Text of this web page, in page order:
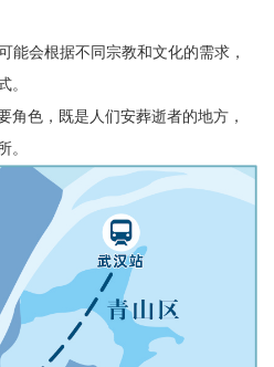
会根据不同宗教和文化的需求，
。
角色，既是人们安葬逝者的地方，
。